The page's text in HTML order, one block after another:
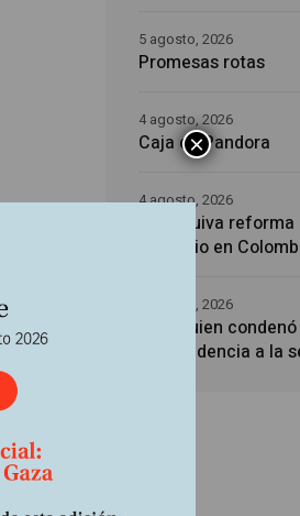
fin
Promesas rotas
5 agosto, 2026
Caja de Pandora
4 agosto, 2026
La esquiva
sanitario en
4 agosto, 2026
Noé, quien
descendencia a la
4 agosto, 2026
×